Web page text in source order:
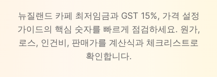
뉴질랜드 카페 최저임금과 GST 15%, 가격 설정
가이드의 핵심 숫자를 빠르게 점검하세요. 원가,
로스, 인건비, 판매가를 계산식과 체크리스트로
확인합니다.